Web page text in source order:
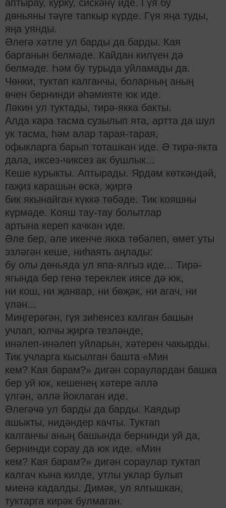
аптырау, курку, сискәнү иде. Гүя бу
дөньяны тәүге тапкыр күрде. Гүя яңа туды,
яңа уянды.
Әлегә хәтле ул барды да барды. Кая
барганын белмәде. Кайдан килүен дә
белмәде. Һәм бу турыда уйламады да.
Чөнки, туктап калганчы, боларның аның
өчен бернинди әһәмияте юк иде.
Ләкин ул туктады, тирә-якка бакты.
Алда кара тасма сузылып ята, артта да шул
ук тасма, һәм алар тарая-тарая,
офыкларга барып тоташкан иде. Ә тирә-якта
дала, иксез-чиксез ак бушлык...
Кеше курыкты. Аптырады. Ярдәм көткәндәй,
гаҗиз карашын өскә, җиргә
бик якынайган күккә төбәде. Тик кояшны
күрмәде. Кояш тау-тау болытлар
артына кереп качкан иде.
Әле бер, әле икенче якка төбәлеп, өмет уты
эзләгән кеше, ниһаять аңлады:
бу олы дөньяда ул япа-ялгыз иде... Тирә-
ягында бер генә тереклек иясе дә юк,
ни кош, ни җанвар, ни бөҗәк, ни агач, ни
үлән...
Миңгерәгән, гүя зиһенсез калган башын
учлап, юлчы җиргә тезләнде,
инәлеп-инәлеп уйларын, хәтерен чакырды.
Тик учларга кысылган башта «Мин
кем? Кая барам?» дигән сораулардан башка
бер уй юк, кешенең хәтере әллә
үлгән, әллә йоклаган иде.
Әлегәчә ул барды да барды. Каядыр
ашыкты, нидәндер качты. Туктап
калганчы аның башында бернинди уй да,
бернинди сорау да юк иде. «Мин
кем? Кая барам?» дигән сораулар туктап
калгач кына килде, утлы уклар булып
миенә кадалды. Димәк, ул ялгышкан,
туктарга кирәк булмаган.